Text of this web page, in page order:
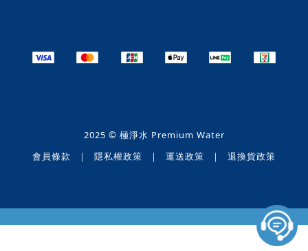
2025 © 極淨水 Premium Water
會員條款
｜ 隱私權政策 ｜ 運送政策 ｜ 退換貨政策